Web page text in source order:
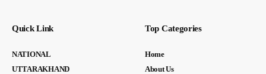
Quick Link
NATIONAL
UTTARAKHAND
Top Categories
Home
About Us